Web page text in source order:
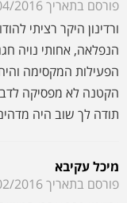
פורסם בתאריך 21/02/2016 - 10:02:02
ורדינון כבר עברו
כולם ממש ממש התלהבו
יודעת שזה לא פשוט
ולגרום להם לצחוק
ריטה
פורסם בתאריך 18/02/2016 - 09:03:09